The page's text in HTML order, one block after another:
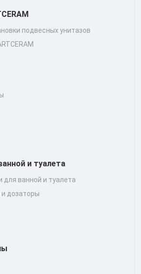
подвесных унитазов
и туалета
ванной и туалета
дозаторы